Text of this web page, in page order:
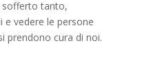
tanto,
e vedere le persone
prendono cura di noi.